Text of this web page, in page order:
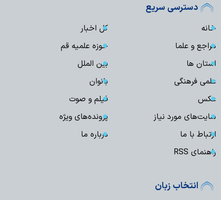
دسترسی سریع
خانه
کل اخبار
مراجع و علما
حوزه علمیه قم
استان ها
بین الملل
علمی فرهنگی
بانوان
عکس
فیلم و صوت
سایت‌های مورد نیاز
پرونده‌های ویژه
ارتباط با ما
درباره ما
راهنمای RSS
انتخاب زبان